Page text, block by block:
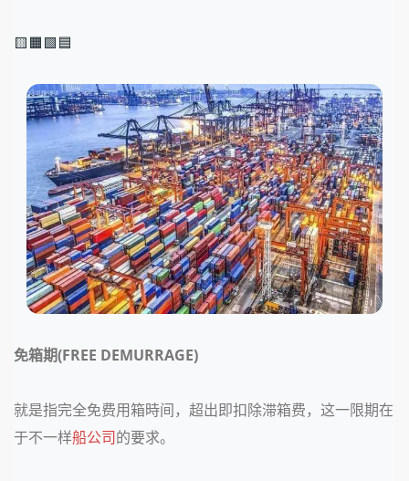
🟨🟧🟩🟦
免箱期(FREE DEMURRAGE)
就是指完全免费用箱時间，超出即扣除滞箱费，这一限期在
于不一样船公司的要求。